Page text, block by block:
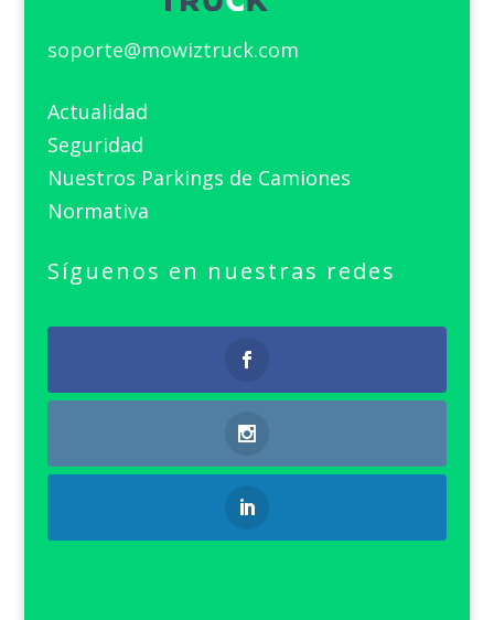
soporte@mowiztruck.com
Actualidad
Seguridad
Nuestros Parkings de Camiones
Normativa
Síguenos en nuestras redes